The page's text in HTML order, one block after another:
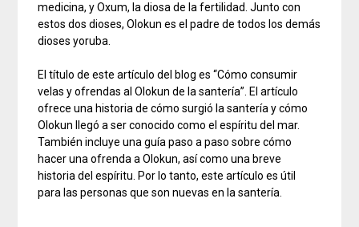
medicina, y Oxum, la diosa de la fertilidad. Junto con
estos dos dioses, Olokun es el padre de todos los demás
dioses yoruba.
El título de este artículo del blog es “Cómo consumir
velas y ofrendas al Olokun de la santería”. El artículo
ofrece una historia de cómo surgió la santería y cómo
Olokun llegó a ser conocido como el espíritu del mar.
También incluye una guía paso a paso sobre cómo
hacer una ofrenda a Olokun, así como una breve
historia del espíritu. Por lo tanto, este artículo es útil
para las personas que son nuevas en la santería.